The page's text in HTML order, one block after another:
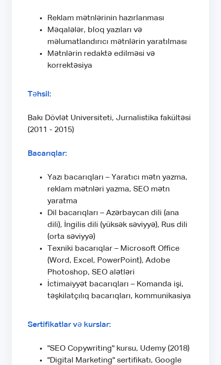
Reklam mətnlərinin hazırlanması
Məqalələr, bloq yazıları və
məlumatlandırıcı mətnlərin yaratılması
Mətnlərin redaktə edilməsi və
korrektəsiya
Təhsil:
Bakı Dövlət Universiteti, Jurnalistika fakültəsi
(2011 - 2015)
Bacarıqlar:
Yazı bacarıqları – Yaratıcı mətn yazma,
reklam mətnləri yazma, SEO mətn
yaratma
Dil bacarıqları – Azərbaycan dili (ana
dili), İngilis dili (yüksək səviyyə), Rus dili
(orta səviyyə)
Texniki bacarıqlar – Microsoft Office
(Word, Excel, PowerPoint), Adobe
Photoshop, SEO alətləri
İctimaiyyət bacarıqları – Komanda işi,
təşkilatçılıq bacarıqları, kommunikasiya
Sertifikatlar və kurslar:
"SEO Copywriting" kursu, Udemy (2018)
"Digital Marketing" sertifikatı, Google